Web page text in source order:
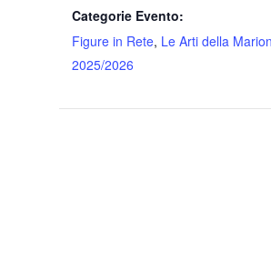
Categorie Evento:
Figure in Rete, Le Arti della
2025/2026